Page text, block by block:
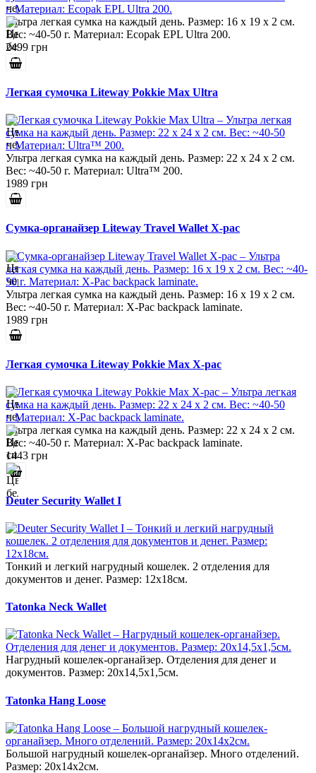
Ультра легкая сумка на каждый день. Размер: 16 x 19 x 2 см.
Вес: ~40-50 г. Материал: Ecopak EPL Ultra 200.
2499 грн
Легкая сумочка Liteway Pokkie Max Ultra
Ультра легкая сумка на каждый день. Размер: 22 x 24 x 2 см.
Вес: ~40-50 г. Материал: Ultra™ 200.
1989 грн
Сумка-органайзер Liteway Travel Wallet X-pac
Ультра легкая сумка на каждый день. Размер: 16 x 19 x 2 см.
Вес: ~40-50 г. Материал: X-Pac backpack laminate.
1989 грн
Легкая сумочка Liteway Pokkie Max X-pac
Ультра легкая сумка на каждый день. Размер: 22 x 24 x 2 см.
Вес: ~40-50 г. Материал: X-Pac backpack laminate.
1443 грн
Deuter Security Wallet I
Тонкий и легкий нагрудный кошелек. 2 отделения для
документов и денег. Размер: 12х18см.
Tatonka Neck Wallet
Нагрудный кошелек-органайзер. Отделения для денег и
документов. Размер: 20х14,5х1,5см.
Tatonka Hang Loose
Большой нагрудный кошелек-органайзер. Много отделений.
Размер: 20х14х2см.